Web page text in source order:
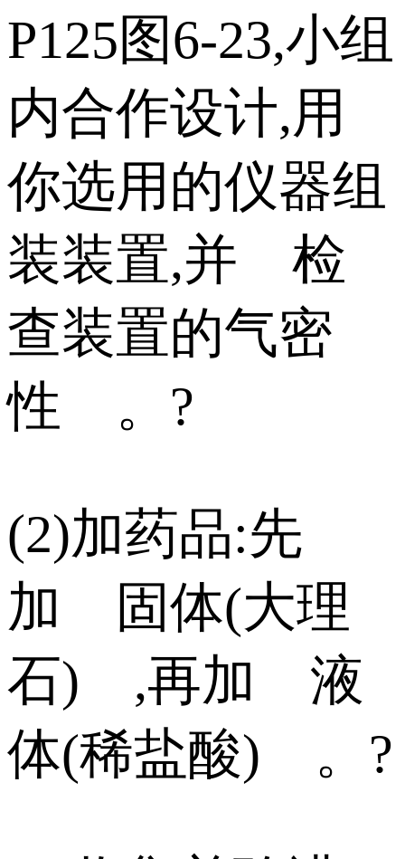
P125图6-23,小组
内合作设计,用
你选用的仪器组
装装置,并 检
查装置的气密
性 。?
(2)加药品:先
加 固体(大理
石) ,再加 液
体(稀盐酸) 。?